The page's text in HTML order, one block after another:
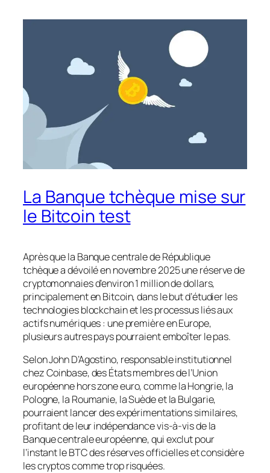
La Banque tchèque mise sur
le Bitcoin test
Après que la Banque centrale de République
tchèque a dévoilé en novembre 2025 une réserve de
cryptomonnaies d’environ 1 million de dollars,
principalement en Bitcoin, dans le but d’étudier les
technologies blockchain et les processus liés aux
actifs numériques : une première en Europe,
plusieurs autres pays pourraient emboîter le pas.
Selon John D’Agostino, responsable institutionnel
chez Coinbase, des États membres de l’Union
européenne hors zone euro, comme la Hongrie, la
Pologne, la Roumanie, la Suède et la Bulgarie,
pourraient lancer des expérimentations similaires,
profitant de leur indépendance vis-à-vis de la
Banque centrale européenne, qui exclut pour
l’instant le BTC des réserves officielles et considère
les cryptos comme trop risquées.